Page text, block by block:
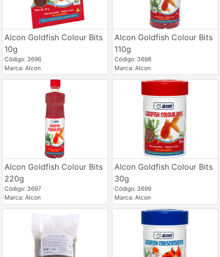
Alcon Goldfish Colour Bits
10g
Código: 3696
Marca: Alcon
Alcon Goldfish Colour Bits
110g
Código: 3698
Marca: Alcon
Alcon Goldfish Colour Bits
220g
Código: 3697
Marca: Alcon
Alcon Goldfish Colour Bits
30g
Código: 3699
Marca: Alcon